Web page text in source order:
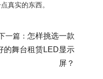
真实的东西。
一篇： 怎样挑选一款
的舞台租赁LED显示
屏？